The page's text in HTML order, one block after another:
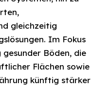
gleichzeitig
Im Fokus
Böden, die
Flächen sowie
künftig stärker